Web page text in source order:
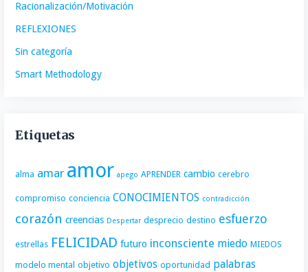
Racionalización/Motivación
REFLEXIONES
Sin categoría
Smart Methodology
Etiquetas
alma amar amor apego APRENDER cambio cerebro
compromiso conciencia CONOCIMIENTOS contradicción
corazón creencias Despertar desprecio destino esfuerzo
estrellas FELICIDAD futuro inconsciente miedo MIEDOS
modelo mental objetivo objetivos oportunidad palabras